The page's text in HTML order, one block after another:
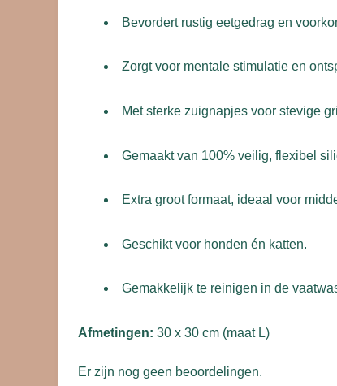
Bevordert rustig eetgedrag en
Zorgt voor mentale stimulatie en
Met sterke zuignapjes voor stevige
Gemaakt van 100% veilig, flexibel
Extra groot formaat, ideaal voor
Geschikt voor honden én katten.
Gemakkelijk te reinigen in de
Afmetingen: 30 x 30 cm (maat L)
Er zijn nog geen beoordelingen.